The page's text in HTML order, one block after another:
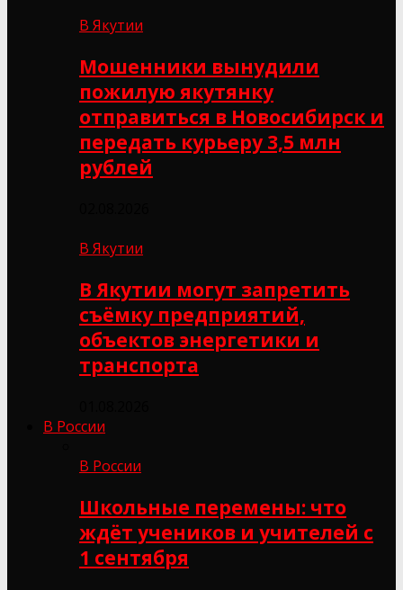
В Якутии
Мошенники вынудили
пожилую якутянку
отправиться в Новосибирск и
передать курьеру 3,5 млн
рублей
В Якутии
В Якутии могут запретить
съёмку предприятий,
объектов энергетики и
транспорта
В России
В России
Школьные перемены: что
ждёт учеников и учителей с
1 сентября